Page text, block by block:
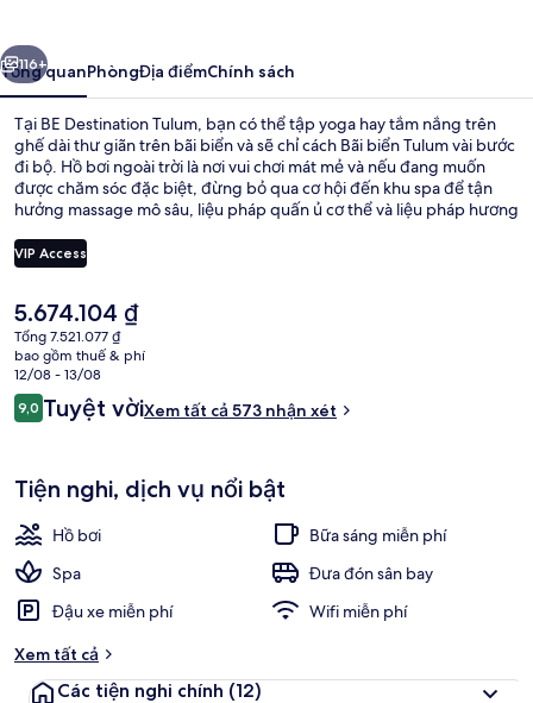
Tiếp
116+
Tổng quanPhòngĐịa điểmChính sách
Tại BE Destination Tulum, bạn có thể tập yoga hay tắm nắng trên
ghế dài thư giãn trên bãi biển và sẽ chỉ cách Bãi biển Tulum vài bước
đi bộ. Hồ bơi ngoài trời là nơi vui chơi mát mẻ và nếu đang muốn
được chăm sóc đặc biệt, đừng bỏ qua cơ hội đến khu spa để tận
hưởng massage mô sâu, liệu pháp quấn ủ cơ thể và liệu pháp hương
phong cách quốc tế và phục vụ bữa sáng, bữa trưa cùng bữa tối.
Khách sạn sang trọng này cũng được trang bị quán bar cạnh hồ bơi,
VIP Access
Giá
hiện
tại
là
5.674.104 ₫
5.674.104 ₫
Tổng 7.521.077 ₫
bao gồm thuế & phí
12/08 - 13/08
Nhận
xét
9,09,0 trên 10,
Tuyệt vờiXem tất cả 573 nhận xét
Tiện nghi, dịch vụ nổi bật
Hồ bơi
Bữa sáng miễn phí
Spa
Đưa đón sân bay
Đậu xe miễn phí
Wifi miễn phí
Xem tất cả
Các tiện nghi chính (12)